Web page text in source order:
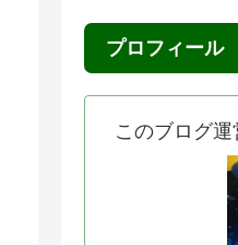
プロフィール
このブログ